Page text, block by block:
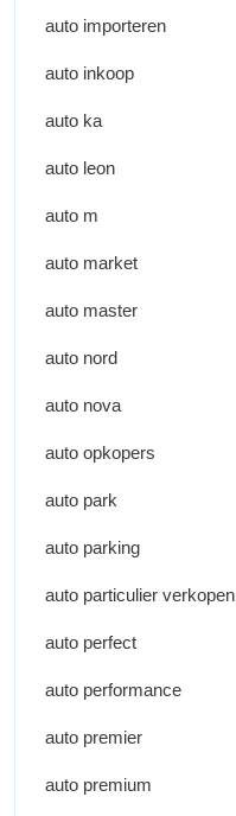
auto importeren
auto inkoop
auto ka
auto leon
auto m
auto market
auto master
auto nord
auto nova
auto opkopers
auto park
auto parking
auto particulier verkopen
auto perfect
auto performance
auto premier
auto premium